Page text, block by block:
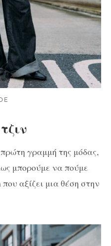
γραμμή της μόδας,
μπορούμε να πούμε
αξίζει μια θέση στην